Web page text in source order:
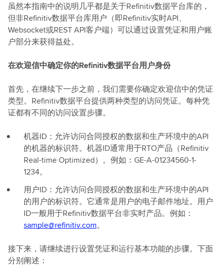
虽然本指南中的说明几乎都是关于Refinitiv数据平台库的，
但非Refinitiv数据平台库用户（即Refinitiv实时API、
Websocket或REST API客户端）可以通过设置凭证和用户账
户部分来获得益处。
在欢迎信中确定你的Refinitiv数据平台用户身份
首先，在继续下一步之前，我们需要你确定欢迎信中的凭证
类型。Refinitiv数据平台提供两种类型的访问凭证。每种凭
证都有不同的访问设置步骤。
机器ID：允许访问合同授权的数据和生产环境中的API
的机器的标识符。机器ID通常用于RTO产品（Refinitiv
Real-time Optimized）。例如：GE-A-01234560-1-
1234。
用户ID：允许访问合同授权的数据和生产环境中的API
的用户的标识符。它通常是用户的电子邮件地址。用户
ID一般用于Refinitiv数据平台非实时产品。例如：
sample@refinitiv.com。
接下来，请继续进行设置凭证和运行基本功能的步骤。下面
分别阐述：